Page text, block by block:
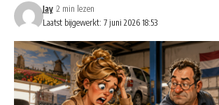
Laatst bijgewerkt: 7 juni 2026 18:53
Jay 2 min lezen